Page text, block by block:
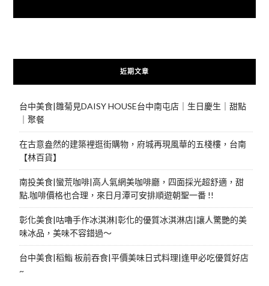
近期文章
台中美食|雛菊見DAISY HOUSE台中南屯店｜生日慶生｜甜點
｜聚餐
在古意盎然的建築裡逛街購物，府城再現風華的五棧樓，台南
【林百貨】
南投美食|蠻荒咖啡|高人氣網美咖啡廳，四面採光超舒適，甜
點.咖啡價格也合理，來日月潭可安排順遊朝聖一番 !!
彰化美食|咕嚕手作冰淇淋|彰化的優質冰淇淋店|讓人驚艷的美
味冰品，美味不容錯過～
台中美食|稻鮨 板前吞食|平價美味日式料理|逢甲必吃優質好店
~